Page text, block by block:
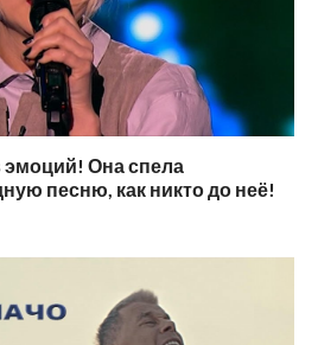
Она спела
песню, как никто до неё!